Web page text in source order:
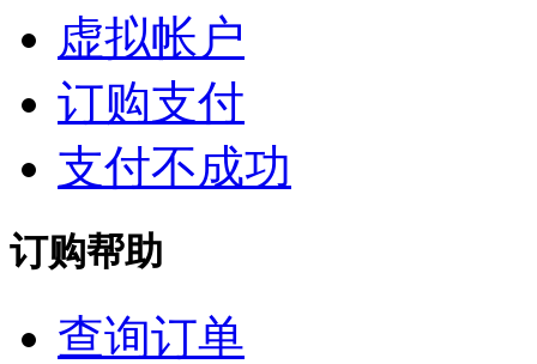
虚拟帐户
订购支付
支付不成功
订购帮助
查询订单